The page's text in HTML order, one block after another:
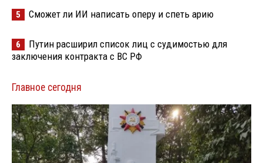
5 Сможет ли ИИ написать оперу и спеть арию
6
Путин расширил список лиц с судимостью для
заключения контракта с ВС РФ
Главное сегодня